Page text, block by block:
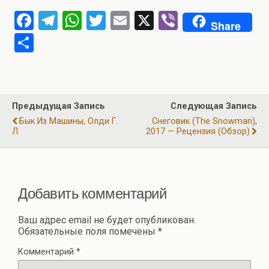
F
o
o
T
a
m
W
A
p
T
E
X
Vi
Share
р
а
Предыдущая Запись
Бык Из Машины, Олди Г.
Л.
Следующая Запись
Снеговик (The Snowman),
2017 — Рецензия (обзор)
Добавить комментарий
Ваш адрес email не будет опубликован.
Обязательные поля помечены *
Комментарий *